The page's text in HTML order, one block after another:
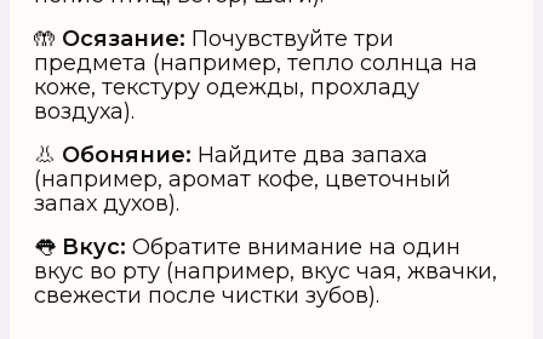
🤲 Осязание: Почувствуйте три
предмета (например, тепло солнца на
коже, текстуру одежды, прохладу
воздуха).
👃 Обоняние: Найдите два запаха
(например, аромат кофе, цветочный
запах духов).
👅 Вкус: Обратите внимание на один
вкус во рту (например, вкус чая, жвачки,
свежести после чистки зубов).